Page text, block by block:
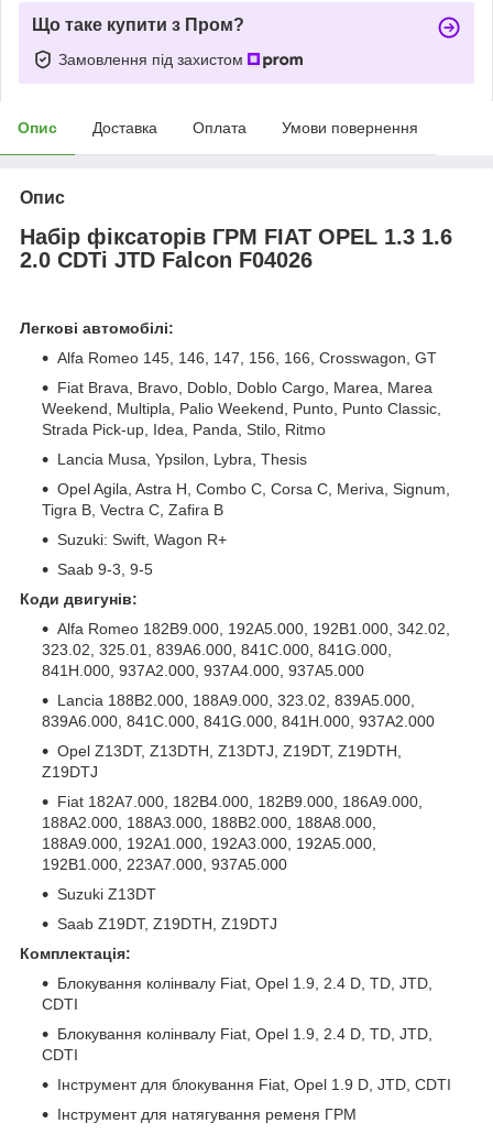
Що таке купити з Пром?
Замовлення під захистом
Опис Доставка Оплата Умови повернення
Опис
Набір фіксаторів ГРМ FIAT OPEL 1.3 1.6
2.0 CDTi JTD Falcon F04026
Легкові автомобілі:
Alfa Romeo 145, 146, 147, 156, 166, Crosswagon, GT
Fiat Brava, Bravo, Doblo, Doblo Cargo, Marea, Marea
Weekend, Multipla, Palio Weekend, Punto, Punto Classic,
Strada Pick-up, Idea, Panda, Stilo, Ritmo
Lancia Musa, Ypsilon, Lybra, Thesis
Opel Agila, Astra H, Combo C, Corsa C, Meriva, Signum,
Tigra B, Vectra C, Zafira B
Suzuki: Swift, Wagon R+
Saab 9-3, 9-5
Коди двигунів:
Alfa Romeo 182B9.000, 192A5.000, 192B1.000, 342.02,
323.02, 325.01, 839A6.000, 841C.000, 841G.000,
841H.000, 937A2.000, 937A4.000, 937A5.000
Lancia 188B2.000, 188A9.000, 323.02, 839A5.000,
839A6.000, 841C.000, 841G.000, 841H.000, 937A2.000
Opel Z13DT, Z13DTH, Z13DTJ, Z19DT, Z19DTH,
Z19DTJ
Fiat 182A7.000, 182B4.000, 182B9.000, 186A9.000,
188A2.000, 188A3.000, 188B2.000, 188A8.000,
188A9.000, 192A1.000, 192A3.000, 192A5.000,
192B1.000, 223A7.000, 937A5.000
Suzuki Z13DT
Saab Z19DT, Z19DTH, Z19DTJ
Комплектація:
Блокування колінвалу Fiat, Opel 1.9, 2.4 D, TD, JTD,
CDTI
Блокування колінвалу Fiat, Opel 1.9, 2.4 D, TD, JTD,
CDTI
Інструмент для блокування Fiat, Opel 1.9 D, JTD, CDTI
Інструмент для натягування ременя ГРМ